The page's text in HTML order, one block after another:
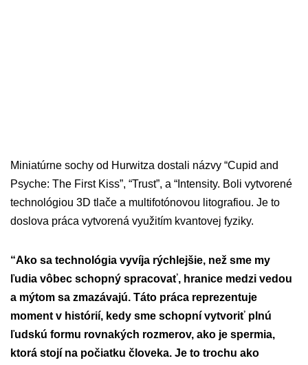
Miniatúrne sochy od Hurwitza dostali názvy “Cupid and
Psyche: The First Kiss”, “Trust”, a “Intensity. Boli vytvorené
technológiou 3D tlače a multifotónovou litografiou. Je to
doslova práca vytvorená využitím kvantovej fyziky.
“Ako sa technológia vyvíja rýchlejšie, než sme my
ľudia vôbec schopný spracovať, hranice medzi vedou
a mýtom sa zmazávajú. Táto práca reprezentuje
moment v histórií, kedy sme schopní vytvoriť plnú
ľudskú formu rovnakých rozmerov, ako je spermia,
ktorá stojí na počiatku človeka. Je to trochu ako